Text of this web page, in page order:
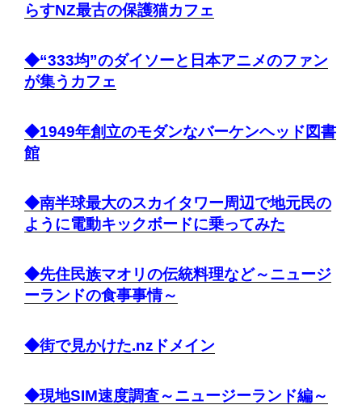
らすNZ最古の保護猫カフェ
◆“333均”のダイソーと日本アニメのファン
が集うカフェ
◆1949年創立のモダンなバーケンヘッド図書
館
◆南半球最大のスカイタワー周辺で地元民の
ように電動キックボードに乗ってみた
◆先住民族マオリの伝統料理など～ニュージ
ーランドの食事事情～
◆街で見かけた.nzドメイン
◆現地SIM速度調査～ニュージーランド編～